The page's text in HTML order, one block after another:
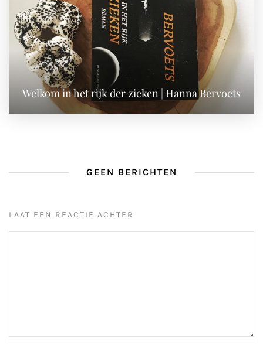
Welkom in het rijk der zieken | Hanna Bervoets
GEEN BERICHTEN
LAAT EEN REACTIE ACHTER